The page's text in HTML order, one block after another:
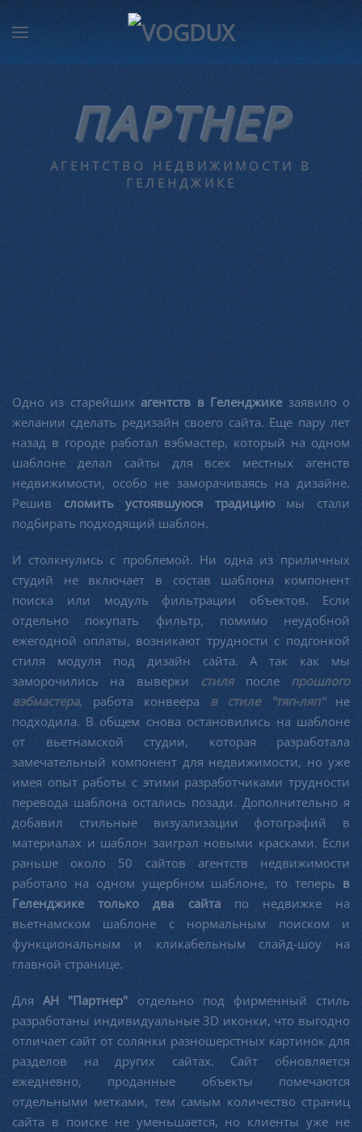
ПАРТНЕР
АГЕНТСТВО НЕДВИЖИМОСТИ В
ГЕЛЕНДЖИКЕ
Одно из старейшихагентств в Геленджикезаявило о
желании сделать редизайн своего сайта. Еще пару лет
назад в городе работал вэбмастер, который на одном
шаблоне делал сайты для всех местных агенств
недвижимости, особо не заморачиваясь на дизайне.
Решив сломить устоявшуюся традициюмы стали
подбирать подходящий шаблон.
И столкнулись с проблемой. Ни одна из приличных
студий не включает в состав шаблона компонент
поиска или модуль фильтрации объектов. Если
отдельно покупать фильтр, помимо неудобной
ежегодной оплаты, возникают трудности с подгонкой
стиля модуля под дизайн сайта. А так как мы
заморочились на выверки стиляпосле прошлого
вэбмастера,
работа конвеера в стиле "тяп-ляп"не
подходила. В общем снова остановились на шаблоне
от вьетнамской студии, которая разработала
замечательный компонент для недвижимости, но уже
имея опыт работы с этими разработчиками трудности
перевода шаблона остались позади. Дополнительно я
добавил стильные визуализации фотографий в
материалах и шаблон заиграл новыми красками. Если
раньше около 50 сайтов агентств недвижимости
работало на одном ущербном шаблоне, то теперь в
Геленджике только два сайтапо недвижке на
вьетнамском шаблоне с нормальным поиском и
функциональным и кликабельным слайд-шоу на
главной странице.
ДляАН "Партнер" отдельно под фирменный стиль
разработаны индивидуальные 3D иконки, что выгодно
отличает сайт от солянки разношерстных картинок для
разделов на других сайтах. Сайт обновляется
ежедневно, проданные объекты помечаются
отдельными метками, тем самым количество страниц
сайта в поиске не уменьшается, но клиенты уже не